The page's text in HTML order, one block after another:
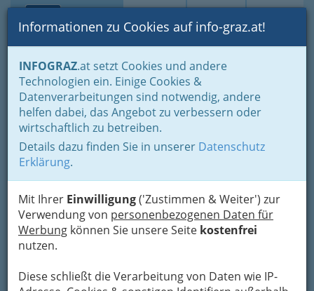
Suche Login Toggle
Informationen zu Cookies auf info-graz.at!
INFOGRAZ.at setzt Cookies und andere
Technologien ein. Einige Cookies &
Datenverarbeitungen sind notwendig, andere
helfen dabei, das Angebot zu verbessern oder
wirtschaftlich zu betreiben.
Details dazu finden Sie in unserer Datenschutz
Erklärung.
Mit Ihrer Einwilligung('Zustimmen & Weiter') zur
Verwendung von personenbezogenen Daten für
Werbung können Sie unsere Seite kostenfrei
nutzen.
Diese schließt die Verarbeitung von Daten wie IP-
Home Branchen
Freizeit & Sport
Tiere Graz und Umgebung - (fast) alles rund um Haustiere
Tierärzte und Tierärztinnen - Tiergesundheit
Tierärzte und Tierärztinnen
für gesunde und
artgerechte Haltung Ihres
Haustiers